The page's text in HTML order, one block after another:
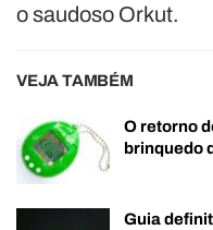
o saudoso Orkut.
VEJA TAMBÉM
O retorno
brinquedo
Guia